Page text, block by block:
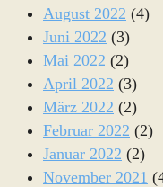
August 2022 (4)
Juni 2022 (3)
Mai 2022 (2)
April 2022 (3)
März 2022 (2)
Februar 2022 (2)
Januar 2022 (2)
November 2021